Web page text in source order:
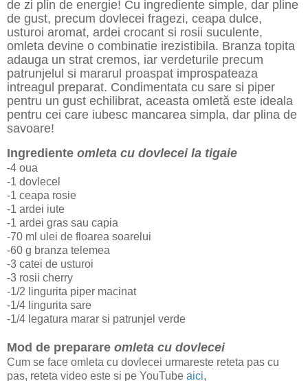
de zi plin de energie! Cu ingrediente simple, dar pline
de gust, precum dovlecei fragezi, ceapa dulce,
usturoi aromat, ardei crocant si rosii suculente,
omleta devine o combinatie irezistibila. Branza topita
adauga un strat cremos, iar verdeturile precum
patrunjelul si mararul proaspat improspateaza
intreagul preparat. Condimentata cu sare si piper
pentru un gust echilibrat, aceasta omletă este ideala
pentru cei care iubesc mancarea simpla, dar plina de
savoare!
Ingrediente omleta cu dovlecei la tigaie
-4 oua
-1 dovlecel
-1 ceapa rosie
-1 ardei iute
-1 ardei gras sau capia
-70 ml ulei de floarea soarelui
-60 g branza telemea
-3 catei de usturoi
-3 rosii cherry
-1/2 lingurita piper macinat
-1/4 lingurita sare
-1/4 legatura marar si patrunjel verde
Mod de preparare omleta cu dovlecei
Cum se face omleta cu dovlecei urmareste reteta pas cu
pas, reteta video este si pe YouTube aici,